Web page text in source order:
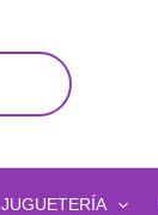
JUGUETERÍA